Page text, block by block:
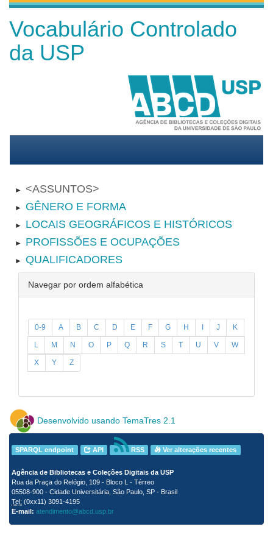
Vocabulário Controlado
da USP
► ASSUNTOS
► GÊNERO E FORMA
► LOCAIS GEOGRÁFICOS E HISTÓRICOS
► PROFISSÕES E OCUPAÇÕES
► QUALIFICADORES
Navegar por ordem alfabética
0-9 A B C D E F G H I J K
L M N O P Q R S T U V W
X Y Z
Desenvolvido usando TemaTres 2.1
SPARQL endpoint API RSS Ver alterações recentes
Agência de Bibliotecas e Coleções Digitais da USP
Rua da Praça do Relógio, 109 - Bloco L - Térreo
05508-900 - Cidade Universitária, São Paulo, SP - Brasil
Tel: (0xx11) 3091-4195
E-mail: atendimento@abcd.usp.br